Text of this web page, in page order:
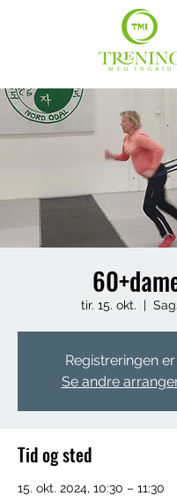
tir. 15. okt.
  |
Registreringen
Se andre
Tid og sted
15. okt. 2024, 10:30 – 11:30